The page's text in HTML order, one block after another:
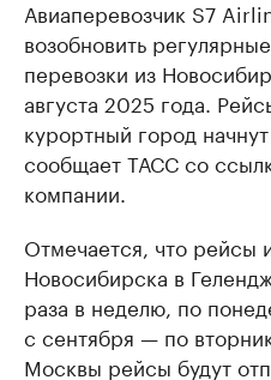
Авиаперевозчик S7
возобновить
перевозки из
августа 2025 года.
курортный город
сообщает ТАСС со
компании.
Отмечается, что рейсы
Новосибирска в
раза в неделю, по
с сентября — по
Москвы рейсы будут